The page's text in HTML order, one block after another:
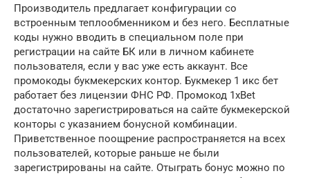
Производитель предлагает конфигурации со
встроенным теплообменником и без него. Бесплатные
коды нужно вводить в специальном поле при
регистрации на сайте БК или в личном кабинете
пользователя, если у вас уже есть аккаунт. Все
промокоды букмекерских контор. Букмекер 1 икс бет
работает без лицензии ФНС РФ. Промокод 1xBet
достаточно зарегистрироваться на сайте букмекерской
конторы с указанием бонусной комбинации.
Приветственное поощрение распространяется на всех
пользователей, которые раньше не были
зарегистрированы на сайте. Отыграть бонус можно по